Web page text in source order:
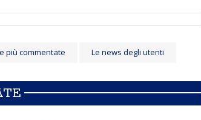
più commentate Le news degli utenti